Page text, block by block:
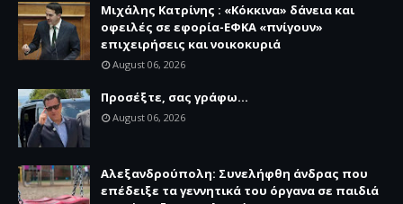
Μιχάλης Κατρίνης : «Κόκκινα» δάνεια και
οφειλές σε εφορία-ΕΦΚΑ «πνίγουν»
επιχειρήσεις και νοικοκυριά
August 06, 2026
Προσέξτε, σας γράφω...
August 06, 2026
Αλεξανδρούπολη: Συνελήφθη άνδρας που
επέδειξε τα γεννητικά του όργανα σε παιδιά